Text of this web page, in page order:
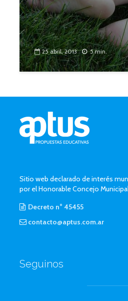
25 abril, 2013 5 min.
Sitio web declarado de interés
por el Honorable Concejo
Decreto n° 45455
contacto@aptus.com.ar
Seguinos